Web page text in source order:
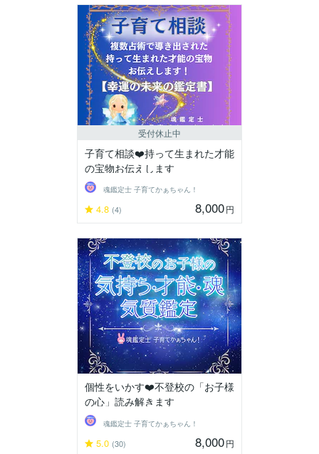
受付休止中
子育て相談❤️持って生まれた才能
の宝物お伝えします
魂鑑定士 子育てかぁちゃん！
4.8 (4) 8,000円
個性をいかす❤️不登校の「お子様
の心」読み解きます
魂鑑定士 子育てかぁちゃん！
5.0 (30) 8,000円